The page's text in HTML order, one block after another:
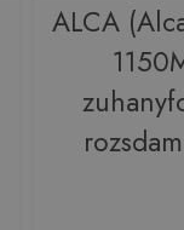
ALCA